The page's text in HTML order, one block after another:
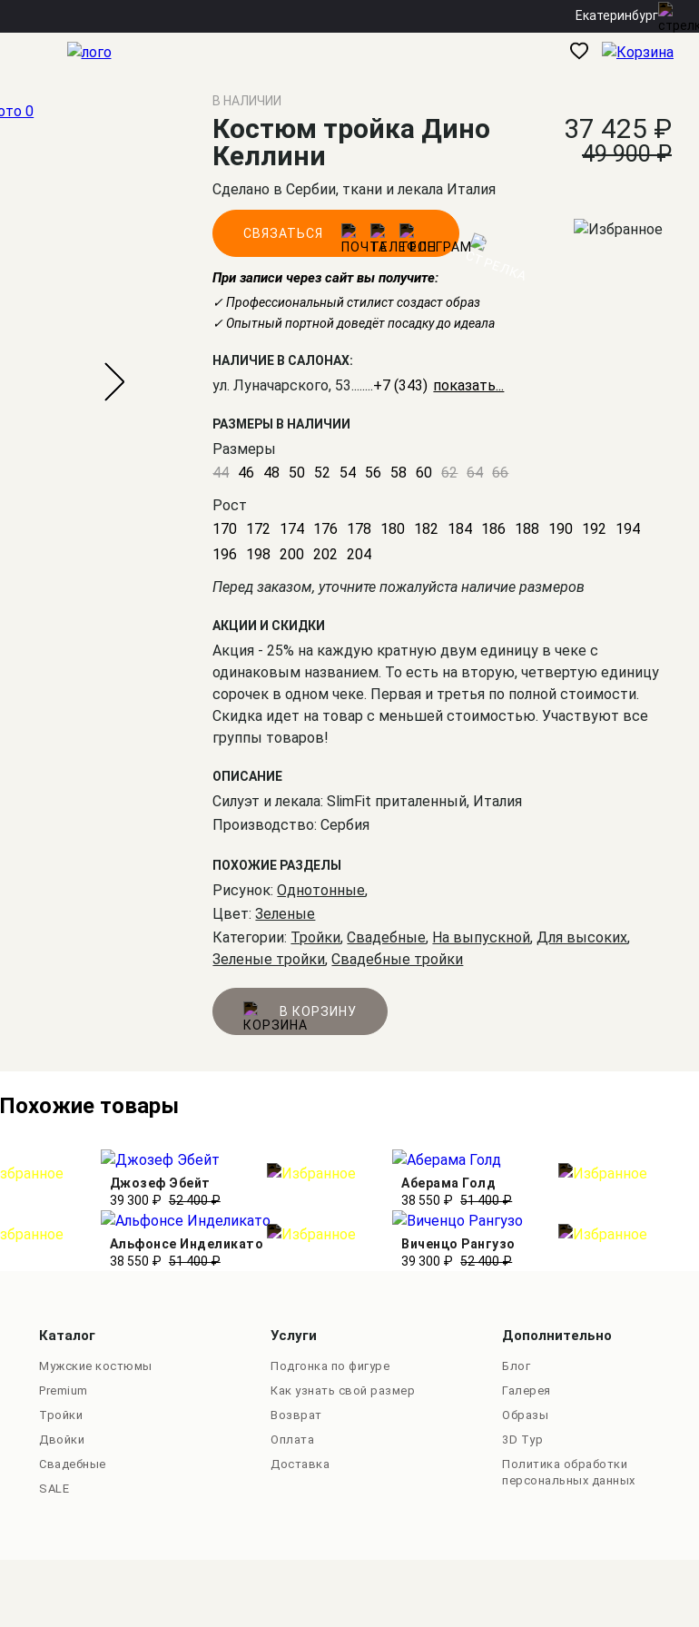
Екатеринбург
В НАЛИЧИИ
Костюм тройка Дино
Келлини
37 425 ₽
49 900 ₽
Сделано в Сербии, ткани и лекала Италия
СВЯЗАТЬСЯ
При записи через сайт вы получите:
✓ Профессиональный стилист создаст образ
✓ Опытный портной доведёт посадку до идеала
НАЛИЧИЕ В САЛОНАХ:
ул. Луначарского, 53........+7 (343) 226-41-61
РАЗМЕРЫ В НАЛИЧИИ
Размеры
44 46 48 50 52 54 56 58 60 62 64 66
Рост
170 172 174 176 178 180 182 184 186 188 190 192
194
196
198 200 202
204
Перед заказом, уточните пожалуйста наличие размеров
АКЦИИ И СКИДКИ
Акция - 25% на каждую кратную двум единицу в чеке с
одинаковым названием. То есть на вторую, четвертую единицу
сорочек в одном чеке. Первая и третья по полной стоимости.
Скидка идет на товар с меньшей стоимостью. Участвуют все
группы товаров!
ОПИСАНИЕ
Силуэт и лекала: SlimFit приталенный, Италия
Производство: Сербия
ПОХОЖИЕ РАЗДЕЛЫ
Рисунок:Однотонные,
Цвет:Зеленые
Категории: Тройки,Свадебные, На выпускной,Для высоких,
Зеленые тройки,Свадебные тройки
В КОРЗИНУ
Похожие товары
Джозеф Эбейт
39 300 ₽ 52 400 ₽
Аберама Голд
38 550 ₽ 51 400 ₽
Альфонсе Инделикато
38 550 ₽ 51 400 ₽
Виченцо Рангузо
39 300 ₽ 52 400 ₽
Каталог
Мужские костюмы
Premium
Тройки
Двойки
Свадебные
SALE
Услуги
Подгонка по фигуре
Как узнать свой размер
Возврат
Оплата
Доставка
Дополнительно
Блог
Галерея
Образы
3D Тур
Политика обработки
персональных данных